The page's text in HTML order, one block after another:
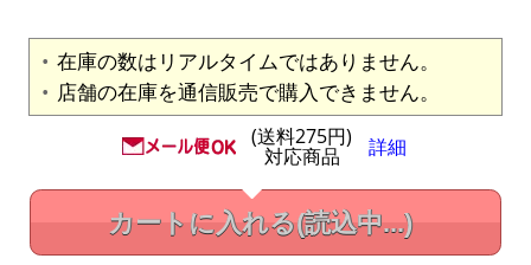
在庫の数はリアルタイムではありません。
店舗の在庫を通信販売で購入できません。
(送料275円)
対応商品 詳細
カートに入れる(読込中...)